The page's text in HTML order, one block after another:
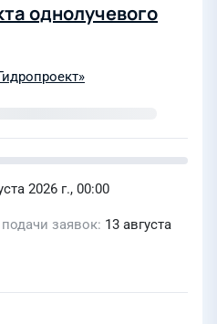
однолучевого
2026 г., 00:00
заявок 13 августа